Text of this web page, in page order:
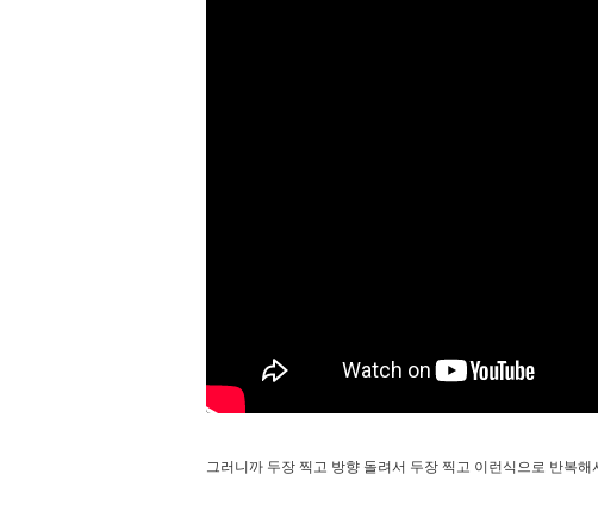
그러니까 두장 찍고 방향 돌려서 두장 찍고 이런식으로 반복해